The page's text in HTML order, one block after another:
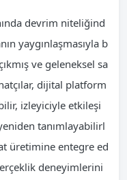
devrim niteliğind
yaygınlaşmasıyla b
ve geleneksel sa
dijital platform
izleyiciyle etkileşi
tanımlayabilirl
üretimine entegre ed
deneyimlerini